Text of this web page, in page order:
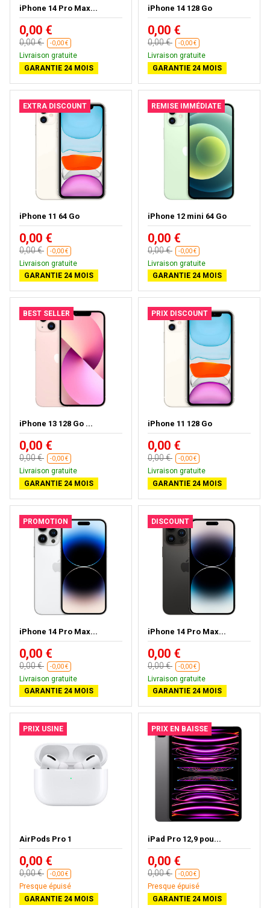
iPhone 14 Pro Max...
0,00 €
0,00 € -0,00 €
Livraison gratuite
GARANTIE 24 MOIS
iPhone 14 128 Go
0,00 €
0,00 € -0,00 €
Livraison gratuite
GARANTIE 24 MOIS
EXTRA DISCOUNT
iPhone 11 64 Go
0,00 €
0,00 € -0,00 €
Livraison gratuite
GARANTIE 24 MOIS
REMISE IMMÉDIATE
iPhone 12 mini 64 Go
0,00 €
0,00 € -0,00 €
Livraison gratuite
GARANTIE 24 MOIS
BEST SELLER
iPhone 13 128 Go ...
0,00 €
0,00 € -0,00 €
Livraison gratuite
GARANTIE 24 MOIS
PRIX DISCOUNT
iPhone 11 128 Go
0,00 €
0,00 € -0,00 €
Livraison gratuite
GARANTIE 24 MOIS
PROMOTION
iPhone 14 Pro Max...
0,00 €
0,00 € -0,00 €
Livraison gratuite
GARANTIE 24 MOIS
DISCOUNT
iPhone 14 Pro Max...
0,00 €
0,00 € -0,00 €
Livraison gratuite
GARANTIE 24 MOIS
PRIX USINE
AirPods Pro 1
0,00 €
0,00 € -0,00 €
Presque épuisé
GARANTIE 24 MOIS
PRIX EN BAISSE
iPad Pro 12,9 pou...
0,00 €
0,00 € -0,00 €
Presque épuisé
GARANTIE 24 MOIS